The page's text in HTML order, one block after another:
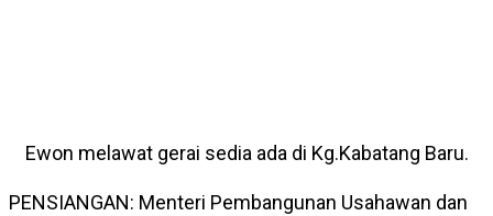
Ewon melawat gerai sedia ada di Kg.Kabatang Baru.
PENSIANGAN: Menteri Pembangunan Usahawan dan